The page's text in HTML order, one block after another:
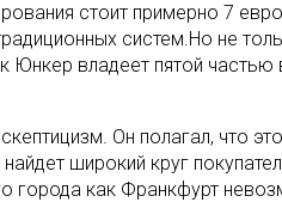
стоит примерно 7
систем.Но не
Юнкер владеет пятой частью
Он полагал, что
широкий круг
города как Франкфурт